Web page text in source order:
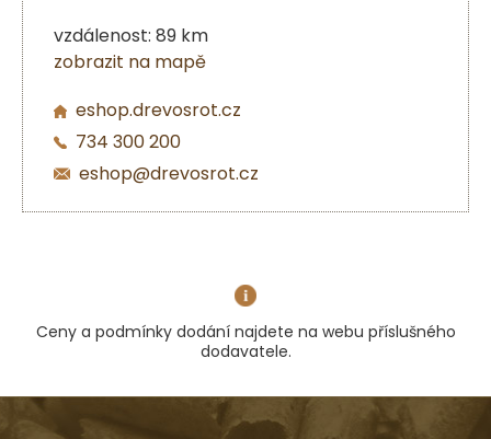
vzdálenost: 89 km
zobrazit na mapě
eshop.drevosrot.cz
734 300 200
eshop@drevosrot.cz
Ceny a podmínky dodání najdete na webu příslušného
dodavatele.